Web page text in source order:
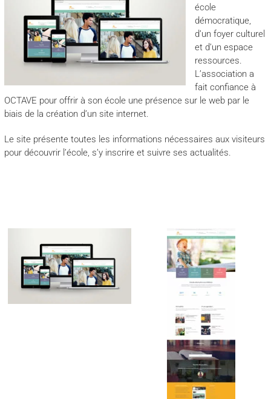
école
démocratique,
d’un foyer culturel
et d’un espace
ressources.
L’association a
fait confiance à
OCTAVE pour offrir à son école une présence sur le web par le
biais de la création d’un site internet.
Le site présente toutes les informations nécessaires aux visiteurs
pour découvrir l’école, s’y inscrire et suivre ses actualités.